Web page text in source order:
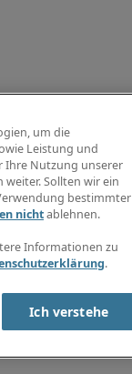
um die
Leistung und
Ihre Nutzung unserer
weiter. Sollten wir ein
bestimmter
nichtablehnen.
Informationen zu
.
Ich verstehe